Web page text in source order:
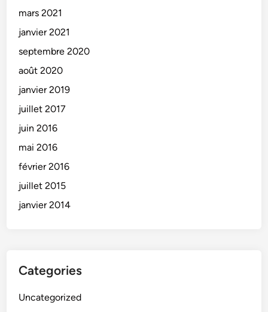
mars 2021
janvier 2021
septembre 2020
août 2020
janvier 2019
juillet 2017
juin 2016
mai 2016
février 2016
juillet 2015
janvier 2014
Categories
Uncategorized